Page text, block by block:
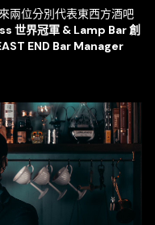
兩位分別代表東西方酒吧
世界冠軍 & Lamp Bar 創
END Bar Manager